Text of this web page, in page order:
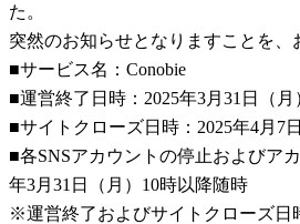
た。
突然のお知らせとなりますことを、
■サービス名：Conobie
■運営終了日時：2025年3月31日（月
■サイトクローズ日時：2025年4月7
■各SNSアカウントの停止およびア
年3月31日（月）10時以降随時
※運営終了およびサイトクローズ日